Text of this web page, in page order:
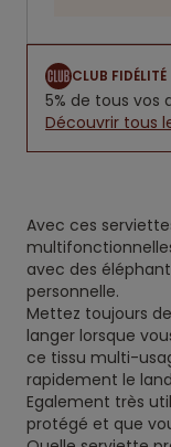
CLUB FIDÉLITÉ
5% de tous
Découvrir tous
Avec ces
avec des
personnelle.
Mettez toujours
langer lorsque
ce tissu multi-
rapidement le
Egalement très
protégé et que